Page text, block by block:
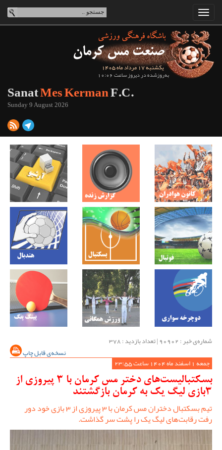
یکشنبه 17 مرداد ماه 1405
به‌روزشده در دیروز ساعت 10:06
SanatMes KermanF.C.
Sunday 9 August 2026
شماره‌ی خبر : ‌90902 | تعداد بازدید : 378
نسخه‌ی قابل چاپ
جمعه 1 اسفند ماه 1404 ساعت 23:55
بسکتبالیست‌های دختر مس کرمان با 3 پیروزی از
3بازی لیگ یک به کرمان بازگشتند
تیم بسکتبال دختران مس کرمان با 3 پیروزی از 3 بازی خود دور
رفت رقابت‌های لیگ یک را پشت سر گذاشت.